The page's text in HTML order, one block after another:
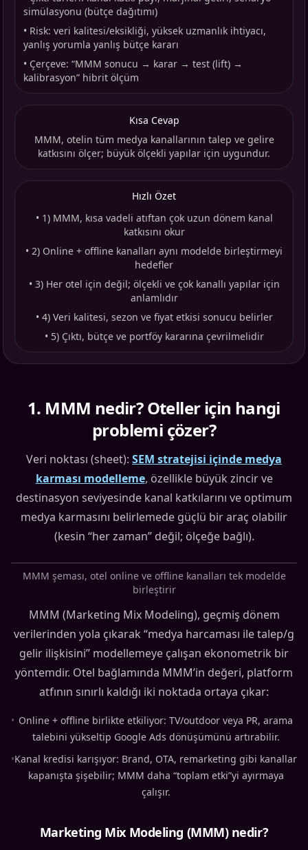
simülasyonu (bütçe dağıtımı)
• Risk: veri kalitesi/eksikliği, yüksek uzmanlık ihtiyacı,
yanlış yorumla yanlış bütçe kararı
• Çerçeve: “MMM sonucu → karar → test (lift) →
kalibrasyon” hibrit ölçüm
Kısa Cevap
MMM, otelin tüm medya kanallarının talep ve gelire
katkısını ölçer; büyük ölçekli yapılar için uygundur.
Hızlı Özet
• 1) MMM, kısa vadeli atıftan çok uzun dönem kanal
katkısını okur
• 2) Online + offline kanalları aynı modelde birleştirmeyi
hedefler
• 3) Her otel için değil; ölçekli ve çok kanallı yapılar için
anlamlıdır
• 4) Veri kalitesi, sezon ve fiyat etkisi sonucu belirler
• 5) Çıktı, bütçe ve portföy kararına çevrilmelidir
1. MMM nedir? Oteller için hangi
problemi çözer?
Veri noktası (sheet): SEM stratejisi içinde medya
karması modelleme, özellikle büyük zincir ve
destinasyon seviyesinde kanal katkılarını ve optimum
medya karmasını belirlemede güçlü bir araç olabilir
(kesin “her zaman” değil; ölçeğe bağlı).
MMM şeması, otel online ve offline kanalları tek modelde
birleştirir
MMM (Marketing Mix Modeling), geçmiş dönem
verilerinden yola çıkarak “medya harcaması ile talep/g
gelir ilişkisini” modellemeye çalışan ekonometrik bir
yöntemdir. Otel bağlamında MMM’in değeri, platform
atfının sınırlı kaldığı iki noktada ortaya çıkar:
• Online + offline birlikte etkiliyor: TV/outdoor veya PR, arama
talebini yükseltip Google Ads dönüşümünü artırabilir.
•Kanal kredisi karışıyor: Brand, OTA, remarketing gibi kanallar
kapanışta şişebilir; MMM daha “toplam etki”yi ayırmaya
çalışır.
Marketing Mix Modeling (MMM) nedir?